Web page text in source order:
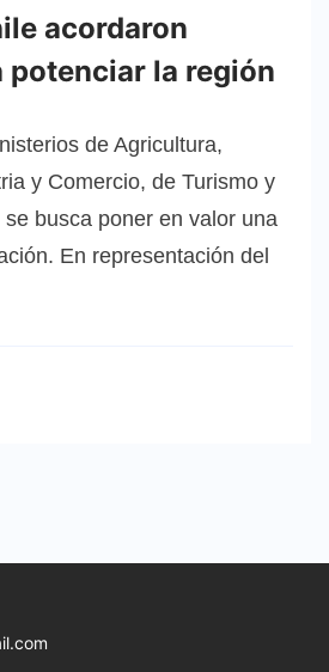
acordaron
potenciar la región
de Agricultura,
y Comercio, de Turismo y
busca poner en valor una
En representación del